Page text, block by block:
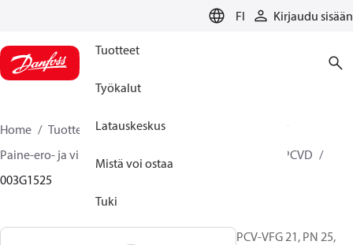
FI Kirjaudu sisään
Tuotteet
Työkalut
Latauskeskus
Mistä voi ostaa
Tuki
Home Tuotteet
Climate Solutions lämmitykseen
Paine-ero- ja virtaussäätimet
PCVD
003G1525
PCV-VFG 21, PN 25,